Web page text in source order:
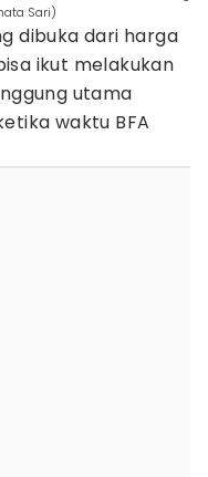
Sari)
dibuka dari harga
ikut melakukan
utama
waktu BFA